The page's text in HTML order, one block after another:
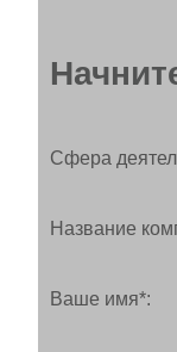
Сфера
Название
Ваше имя*: